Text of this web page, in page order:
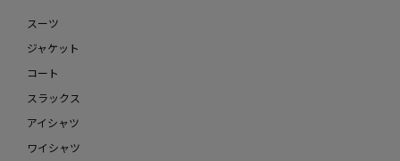
スーツ
ジャケット
コート
スラックス
アイシャツ
ワイシャツ